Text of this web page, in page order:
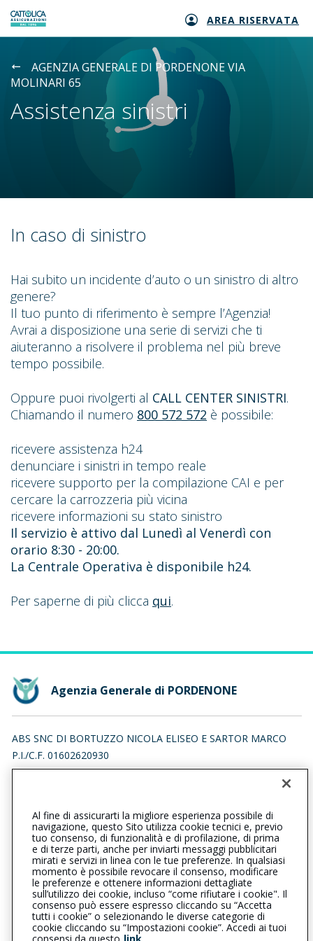
Generali logo AREA RISERVATA
AGENZIA GENERALE DI PORDENONE VIA
MOLINARI 65
Assistenza sinistri
In caso di sinistro
Hai subito un incidente d’auto o un sinistro di altro
genere?
Il tuo punto di riferimento è sempre l’Agenzia!
Avrai a disposizione una serie di servizi che ti
aiuteranno a risolvere il problema nel più breve
tempo possibile.
Oppure puoi rivolgerti al CALL CENTER SINISTRI.
Chiamando il numero 800 572 572 è possibile:
ricevere assistenza h24
denunciare i sinistri in tempo reale
ricevere supporto per la compilazione CAI e per
cercare la carrozzeria più vicina
ricevere informazioni su stato sinistro
Il servizio è attivo dal Lunedì al Venerdì con
orario 8:30 - 20:00.
La Centrale Operativa è disponibile h24.
Per saperne di più clicca qui.
Agenzia Generale di PORDENONE
ABS SNC DI BORTUZZO NICOLA ELISEO E SARTOR MARCO
P.I./C.F. 01602620930
VIA MOLINARI 65, 33170 PORDENONE (PN)
0434520204 0434368767
pordenone@cattolica.it
abs@pec.absassicurazioni.it
L’intermediario è soggetto al controllo dell’IVASS. Consulta il
Registro RUI al seguentelink
Al fine di assicurarti la migliore esperienza possibile di
navigazione, questo Sito utilizza cookie tecnici e, previo
tuo consenso, di funzionalità e di profilazione, di prima
e di terze parti, anche per inviarti messaggi pubblicitari
mirati e servizi in linea con le tue preferenze. In qualsiasi
momento è possibile revocare il consenso, modificare
le preferenze e ottenere informazioni dettagliate
sull’utilizzo dei cookie, incluso “come rifiutare i cookie". Il
consenso può essere espresso cliccando su “Accetta
tutti i cookie” o selezionando le diverse categorie di
cookie cliccando su “Impostazioni cookie”. Accedi ai tuoi